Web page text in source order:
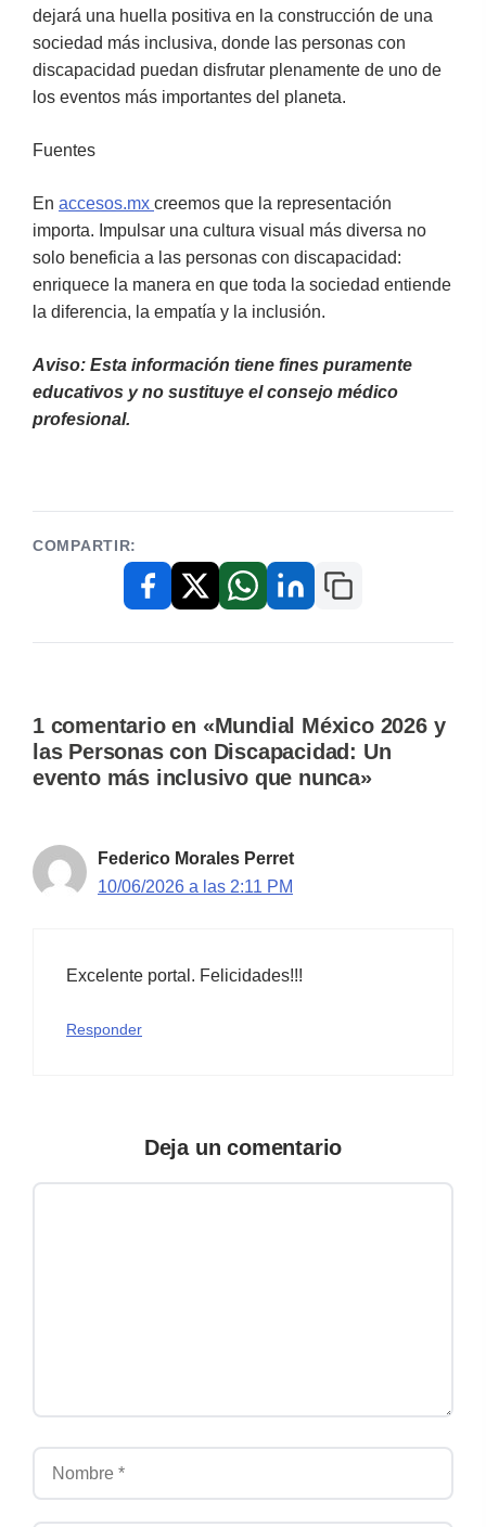
dejará una huella positiva en la construcción de una
sociedad más inclusiva, donde las personas con
discapacidad puedan disfrutar plenamente de uno de
los eventos más importantes del planeta.
Fuentes
En accesos.mx creemos que la representación
importa. Impulsar una cultura visual más diversa no
solo beneficia a las personas con discapacidad:
enriquece la manera en que toda la sociedad entiende
la diferencia, la empatía y la inclusión.
Aviso: Esta información tiene fines puramente
educativos y no sustituye el consejo médico
profesional.
COMPARTIR:
FacebookX / TwitterWhatsAppLinkedInCopiar enlace
1 comentario en «Mundial México 2026 y
las Personas con Discapacidad: Un
evento más inclusivo que nunca»
Federico Morales Perret
10/06/2026 a las 2:11 PM
Excelente portal. Felicidades!!!
Responder
Deja un comentario